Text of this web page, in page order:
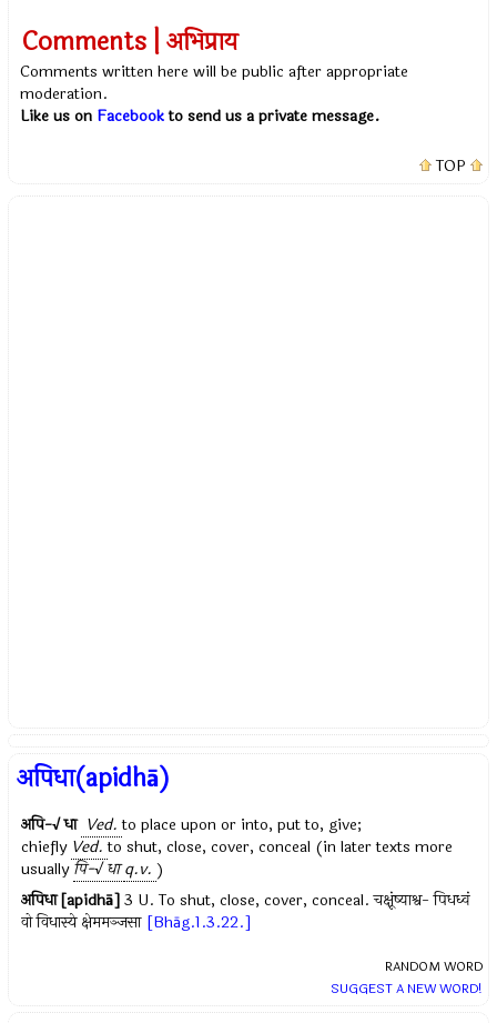
Comments | अभिप्राय
Comments written here will be public after appropriate
moderation.
Like us on Facebookto send us a private message.
TOP
अपिधा(apidhā)
अपि-√ धा Ved. to place upon or into, put to, give;
chiefly Ved. to shut, close, cover, conceal (in later texts more
usuallyपि-√ धा q.v. )
अपिधा [apidhā] 3 U. To shut, close, cover, conceal. चक्षूंष्याश्व- पिधध्वं
वो विधास्ये क्षेममञ्जसा [Bhāg.1.3.22.]
RANDOM WORD
SUGGEST A NEW WORD!